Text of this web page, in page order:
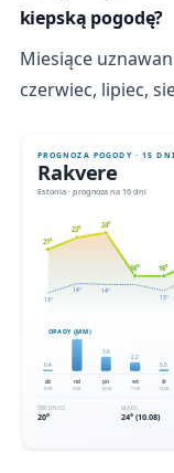
kiepską pogodę?
Miesiące
czerwiec, lipiec,